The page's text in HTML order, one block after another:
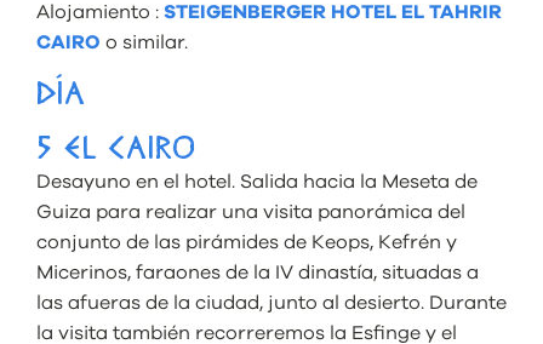
Alojamiento : STEIGENBERGER HOTEL EL TAHRIR
CAIRO o similar.
DÍA
5 EL CAIRO
Desayuno en el hotel. Salida hacia la Meseta de
Guiza para realizar una visita panorámica del
conjunto de las pirámides de Keops, Kefrén y
Micerinos, faraones de la IV dinastía, situadas a
las afueras de la ciudad, junto al desierto. Durante
la visita también recorreremos la Esfinge y el